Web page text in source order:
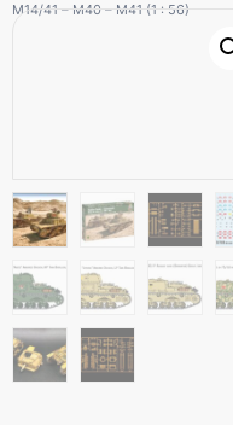
M14/41 – M40 – M41 (1 : 56)